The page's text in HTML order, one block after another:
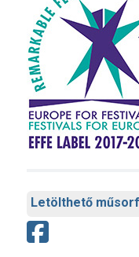
Letölthető